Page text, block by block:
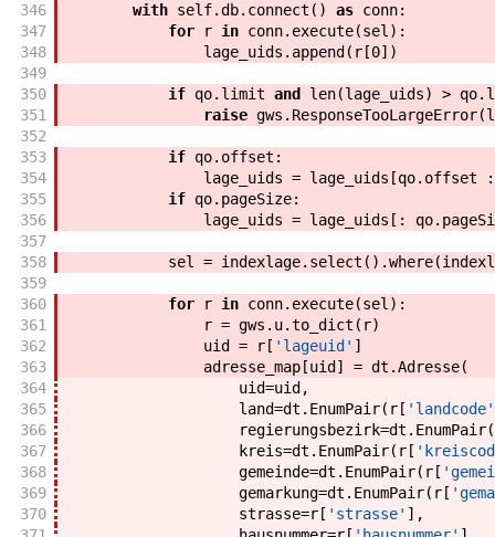
346
with self.db. connect ( ) as conn:
347
for r in conn. execute(sel ) :
348
lage_uids . append ( r[0] )
349
350
if qo. limit and len(lage_uids) > qo.
351
raise gws . ResponseTooLargeError(
352
353
if qo. offset :
354
lage_uids = lage_uids [qo. offset :
355
if qo. pageSize:
356
lage_uids = lage_uids [ : qo.
357
358
sel = indexlage. select ( ) .where(
359
360
for r in conn. execute(sel ) :
361
r = gws . u.to_dict ( r)
362
uid = r[ 'lageuid' ]
363
adresse_map[uid ] = dt .Adresse(
364
uid=uid ,
365
land=dt . EnumPair( r[ 'landcode'
366
regierungsbezirk=dt . EnumPair(
367
kreis=dt . EnumPair( r[
368
gemeinde=dt . EnumPair( r[
369
gemarkung=dt . EnumPair( r[
370
strasse=r[ 'strasse' ] ,